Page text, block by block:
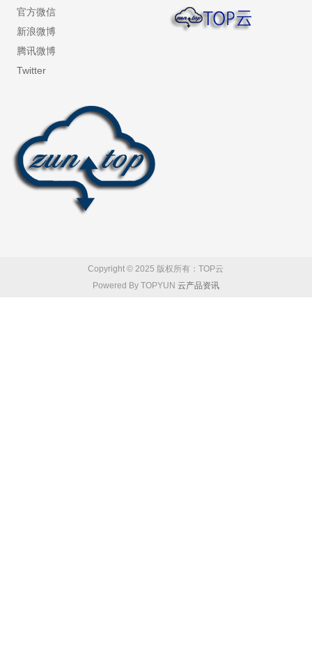
官方微信
新浪微博
腾讯微博
Twitter
Copyright © 2025 版权所有：TOP云
Powered By TOPYUN 云产品资讯